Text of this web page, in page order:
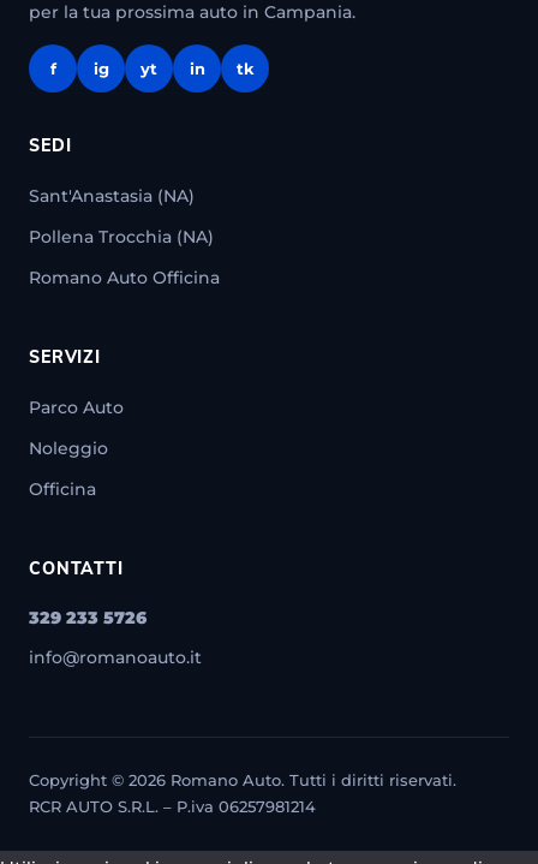
per la tua prossima auto in Campania.
f ig yt in tk
SEDI
Sant'Anastasia (NA)
Pollena Trocchia (NA)
Romano Auto Officina
SERVIZI
Parco Auto
Noleggio
Officina
CONTATTI
329 233 5726
info@romanoauto.it
Copyright © 2026 Romano Auto. Tutti i diritti riservati.
RCR AUTO S.R.L. – P.iva 06257981214